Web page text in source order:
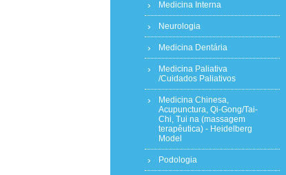
Medicina Interna
Neurologia
Medicina Dentária
Medicina Paliativa
/Cuidados Paliativos
Medicina Chinesa,
Acupunctura, Qi-Gong/Tai-
Chi, Tui na (massagem
terapêutica) - Heidelberg
Model
Podologia